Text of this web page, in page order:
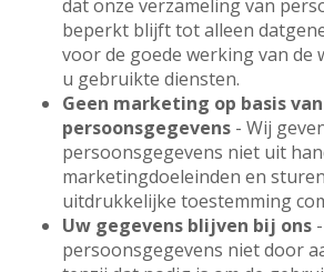
dat onze verzameling van
beperkt blijft tot alleen
voor de goede werking van de
u gebruikte diensten.
Geen marketing op basis van
persoonsgegevens - Wij
persoonsgegevens niet uit
marketingdoeleinden en
uitdrukkelijke toestemming
Uw gegevens blijven bij ons
persoonsgegevens niet door